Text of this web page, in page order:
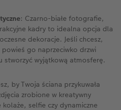
: Czarno-białe fotografie,
kadry to idealna opcja dla
dekoracje. Jeśli chcesz,
powieś go naprzeciwko drzwi
stworzyć wyjątkową atmosferę.
by Twoja ściana przykuwała
zrobione w kreatywny
selfie czy dynamiczne